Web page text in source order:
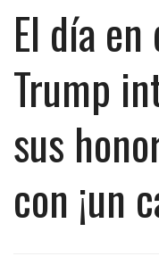
El día
Trump
sus
con ¡un